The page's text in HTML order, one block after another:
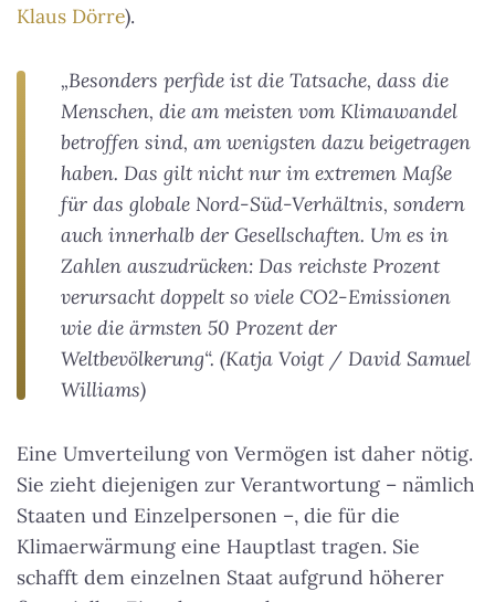
Klaus Dörre).
„Besonders perfide ist die Tatsache, dass die
Menschen, die am meisten vom Klimawandel
betroffen sind, am wenigsten dazu beigetragen
haben. Das gilt nicht nur im extremen Maße
für das globale Nord-Süd-Verhältnis, sondern
auch innerhalb der Gesellschaften. Um es in
Zahlen auszudrücken: Das reichste Prozent
verursacht doppelt so viele CO2-Emissionen
wie die ärmsten 50 Prozent der
Weltbevölkerung“. (Katja Voigt / David Samuel
Williams)
Eine Umverteilung von Vermögen ist daher nötig.
Sie zieht diejenigen zur Verantwortung – nämlich
Staaten und Einzelpersonen –, die für die
Klimaerwärmung eine Hauptlast tragen. Sie
schafft dem einzelnen Staat aufgrund höherer